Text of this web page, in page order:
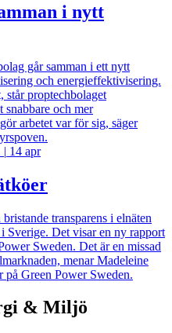
i nytt
går samman i ett nytt
och energieffektivisering.
proptechbolaget
och mer
arbetet var för sig, säger
| 14 apr
transparens i elnäten
Sverige. Det visar en ny rapport
Sweden. Det är en missad
menar Madeleine
på Green Power Sweden.
& Miljö